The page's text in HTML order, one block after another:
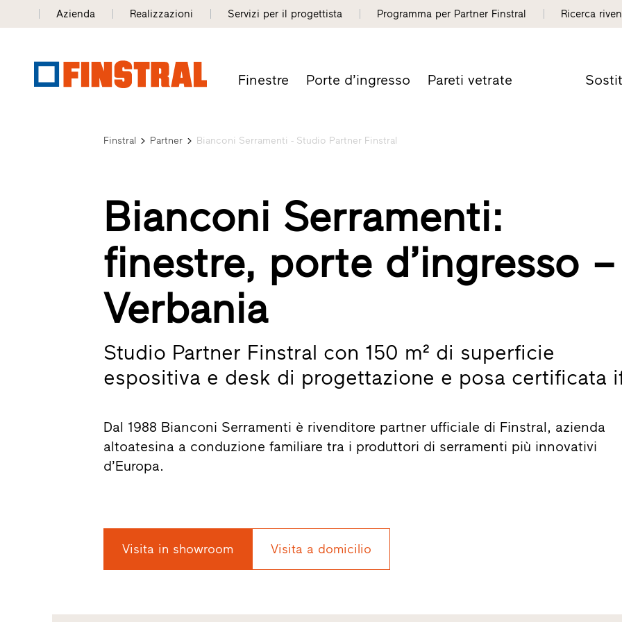
Azienda Realizzazioni Servizi per il progettista Programma per Partner Finstral Ricerca
Finestre Porte d’ingresso Pareti vetrate
Finstral Partner Bianconi Serramenti - Studio Partner Finstral
Bianconi Serramenti:
finestre, porte d’ingresso –
Verbania
Studio Partner Finstral con 150 m² di superficie
espositiva e desk di progettazione e posa certificata
Dal 1988 Bianconi Serramenti è rivenditore partner ufficiale di Finstral, azienda
altoatesina a conduzione familiare tra i produttori di serramenti più innovativi
d’Europa.
Visita in showroom Visita a domicilio